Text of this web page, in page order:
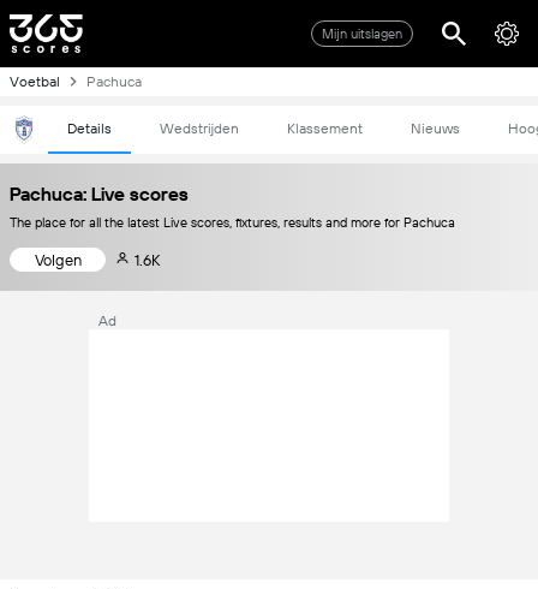
Mijn uitslagen
Voetbal Pachuca
Details Wedstrijden Klassement Nieuws
Pachuca: Live scores
The place for all the latest Live scores, fixtures, results and more for Pachuca
Volgen 1.6K
Ad